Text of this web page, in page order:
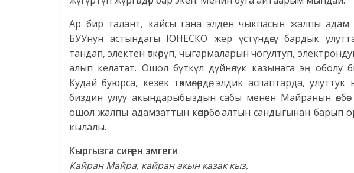
Ар бир талант, кайсы гана элден чыкпасын жалпы адам
БУУнун астындагы ЮНЕСКО жер үстүндөгү бардык
тандап, электен өткөрүп, чыгармаларын чогултуп,
алып келатат. Ошол бүткүл дүйнөлүк казынага эң оболу
Кудай буюрса, кезек төкмөлөрдө, элдик аспаптарда, улуттук
биздин улуу акындарыбыздын сабы менен Майранын
ошол жалпы адамзаттын көөнөрбөс алтын сандыгынан
кылалы.
Кыргызга сиңген эмгеги
Кайран Майра, кайран акын казак кыз,